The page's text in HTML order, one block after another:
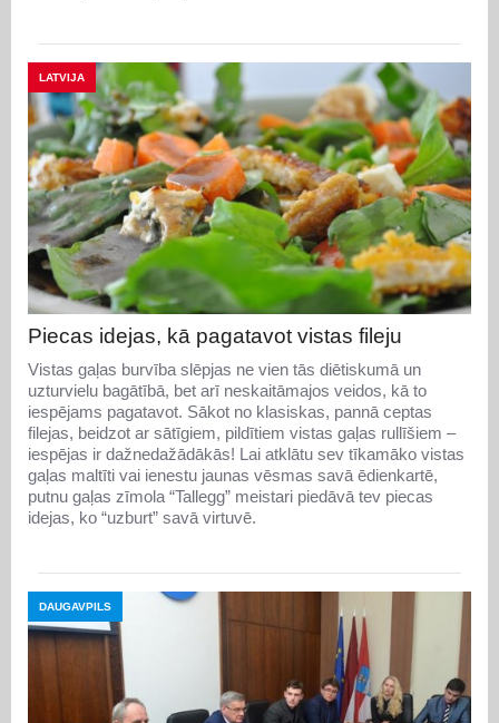
LATVIJA
Piecas idejas, kā pagatavot vistas fileju
Vistas gaļas burvība slēpjas ne vien tās diētiskumā un
uzturvielu bagātībā, bet arī neskaitāmajos veidos, kā to
iespējams pagatavot. Sākot no klasiskas, pannā ceptas
filejas, beidzot ar sātīgiem, pildītiem vistas gaļas rullīšiem –
iespējas ir dažnedažādākās! Lai atklātu sev tīkamāko vistas
gaļas maltīti vai ienestu jaunas vēsmas savā ēdienkartē,
putnu gaļas zīmola “Tallegg” meistari piedāvā tev piecas
idejas, ko “uzburt” savā virtuvē.
DAUGAVPILS